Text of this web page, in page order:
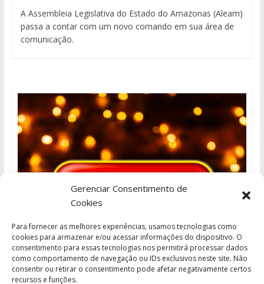
Gerenciar Consentimento de
Cookies
Para fornecer as melhores experiências, usamos tecnologias como
cookies para armazenar e/ou acessar informações do dispositivo. O
consentimento para essas tecnologias nos permitirá processar dados
como comportamento de navegação ou IDs exclusivos neste site. Não
consentir ou retirar o consentimento pode afetar negativamente certos
recursos e funções.
A Assembleia Legislativa do Estado do Amazonas (Aleam)
passa a contar com um novo comando em sua área de
comunicação.